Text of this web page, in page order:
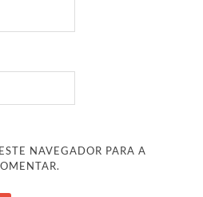
NAVEGADOR PARA A